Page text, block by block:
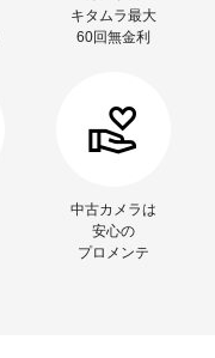
キタムラ最大
60回無金利
中古カメラは
安心の
プロメンテ